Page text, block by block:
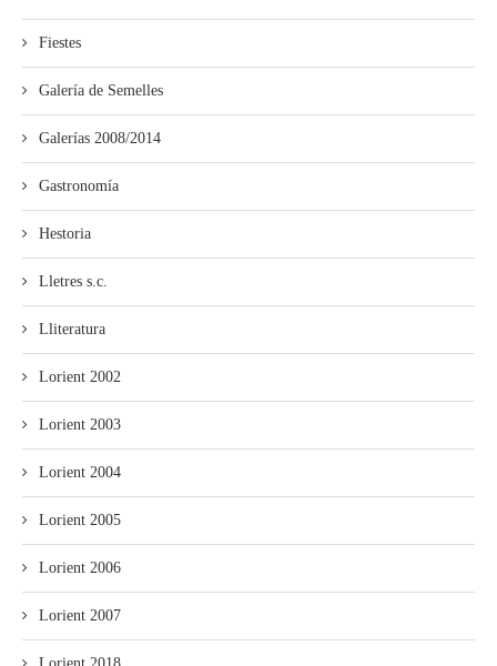
Fiestes
Galería de Semelles
Galerías 2008/2014
Gastronomía
Hestoria
Lletres s.c.
Lliteratura
Lorient 2002
Lorient 2003
Lorient 2004
Lorient 2005
Lorient 2006
Lorient 2007